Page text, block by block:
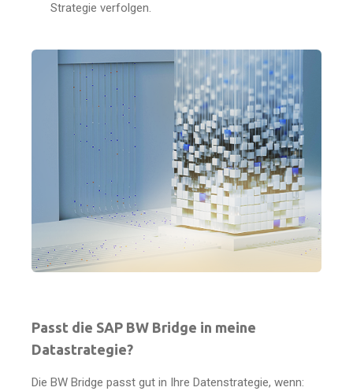
Strategie verfolgen.
Passt die SAP BW Bridge in meine
Datastrategie?
Die BW Bridge passt gut in Ihre Datenstrategie, wenn: